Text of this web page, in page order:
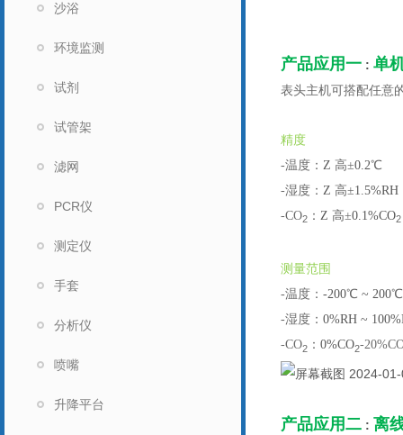
沙浴
环境监测
试剂
试管架
滤网
PCR仪
测定仪
手套
分析仪
喷嘴
升降平台
产品应用一 : 单
表头主机可搭配任意
精度
-温度： Z 高±0.2℃
-湿度： Z 高±1.5%RH
-CO2 ： Z 高±0.1%CO2
测量范围
-温度： -200℃ ~ 200℃
-湿度： 0%RH ~
-CO2 ： 0%CO2-
产品应用二 : 离